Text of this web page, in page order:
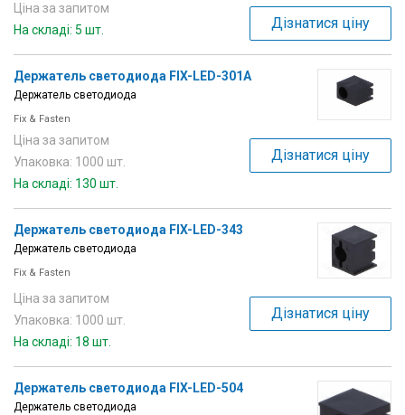
Ціна за запитом
На складі: 5 шт.
Дізнатися ціну
Держатель светодиода FIX-LED-301A
Держатель светодиода
Fix & Fasten
Ціна за запитом
Упаковка: 1000 шт.
На складі: 130 шт.
Дізнатися ціну
Держатель светодиода FIX-LED-343
Держатель светодиода
Fix & Fasten
Ціна за запитом
Упаковка: 1000 шт.
На складі: 18 шт.
Дізнатися ціну
Держатель светодиода FIX-LED-504
Держатель светодиода